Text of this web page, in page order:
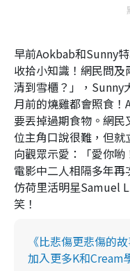
早前Aokbab和Sunny
收拾小知識！網民問
清到雪櫃？」，Sunny
月前的燒雞都會照食
要丟掉過期食物。網
位主角口說很難，但
向觀眾示愛：「愛你
電影中二人相隔多年
仿荷里活明星Samuel
笑！
《比悲傷更悲傷的
加入更多K和Cream